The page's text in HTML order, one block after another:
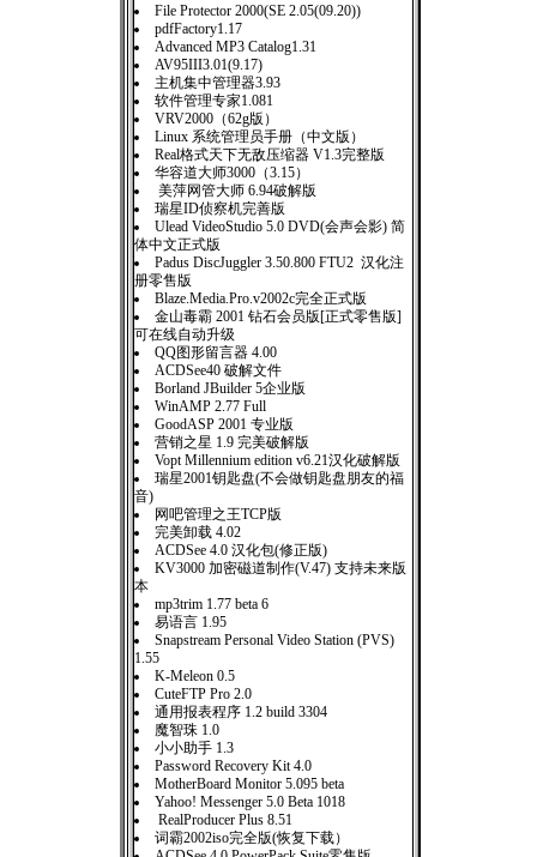
File Protector 2000(SE 2.05(09.20))
pdfFactory1.17
Advanced MP3 Catalog1.31
AV95III3.01(9.17)
主机集中管理器3.93
软件管理专家1.081
VRV2000（62g版）
Linux 系统管理员手册（中文版）
Real格式天下无敌压缩器 V1.3完整版
华容道大师3000（3.15）
美萍网管大师 6.94破解版
瑞星ID侦察机完善版
Ulead VideoStudio 5.0 DVD(会声会影) 简
体中文正式版
Padus DiscJuggler 3.50.800 FTU2 汉化注
册零售版
Blaze.Media.Pro.v2002c完全正式版
金山毒霸 2001 钻石会员版[正式零售版]
可在线自动升级
QQ图形留言器 4.00
ACDSee40 破解文件
Borland JBuilder 5企业版
WinAMP 2.77 Full
GoodASP 2001 专业版
营销之星 1.9 完美破解版
Vopt Millennium edition v6.21汉化破解版
瑞星2001钥匙盘(不会做钥匙盘朋友的福
音)
网吧管理之王TCP版
完美卸载 4.02
ACDSee 4.0 汉化包(修正版)
KV3000 加密磁道制作(V.47) 支持未来版
本
mp3trim 1.77 beta 6
易语言 1.95
Snapstream Personal Video Station (PVS)
1.55
K-Meleon 0.5
CuteFTP Pro 2.0
通用报表程序 1.2 build 3304
魔智珠 1.0
小小助手 1.3
Password Recovery Kit 4.0
MotherBoard Monitor 5.095 beta
Yahoo! Messenger 5.0 Beta 1018
RealProducer Plus 8.51
词霸2002iso完全版(恢复下载）